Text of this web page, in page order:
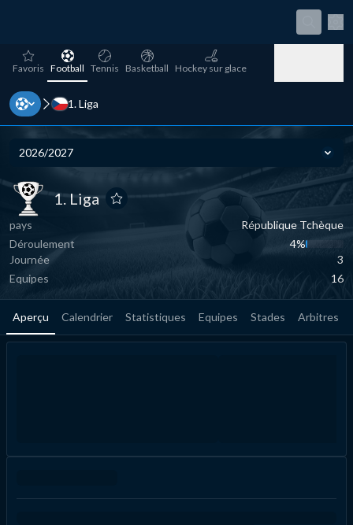
favorites
Favoris Football
Football Tennis
Tennis Basketball
Basketball Hockey sur glace
Hockey sur glace
Baseball
Baseball Handball
1. Liga
2026/2027
1. Liga
1. Liga
1. Liga
Ajouter aux favoris
pays
République Tchèque
Déroulement
4‏%
Journée
3
Equipes
16
Aperçu Calendrier Statistiques Equipes Stades Arbitres